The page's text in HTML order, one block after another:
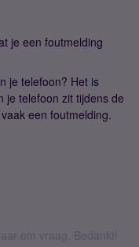
je een foutmelding
je telefoon? Het is
je telefoon zit tijdens de
een foutmelding.
om vraag. Bedankt!